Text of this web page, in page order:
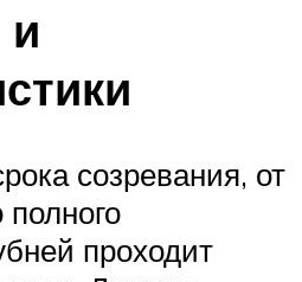
созревания, от
проходит